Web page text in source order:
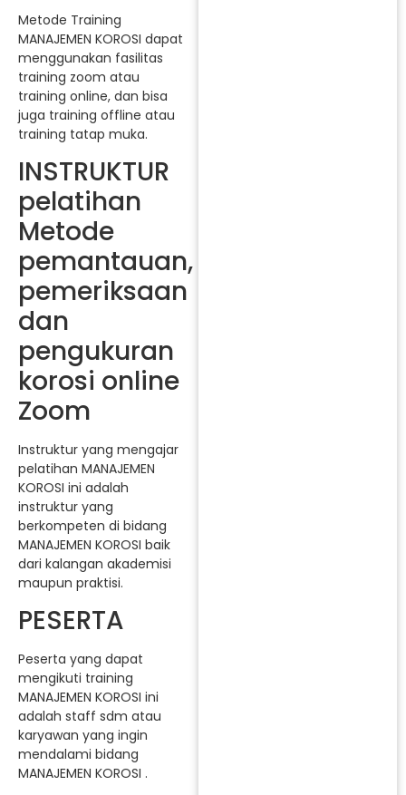
Metode Training
MANAJEMEN KOROSI dapat
menggunakan fasilitas
training zoom atau
training online, dan bisa
juga training offline atau
training tatap muka.
INSTRUKTUR
pelatihan
Metode
pemantauan,
pemeriksaan
dan
pengukuran
korosi online
Zoom
Instruktur yang mengajar
pelatihan MANAJEMEN
KOROSI ini adalah
instruktur yang
berkompeten di bidang
MANAJEMEN KOROSI baik
dari kalangan akademisi
maupun praktisi.
PESERTA
Peserta yang dapat
mengikuti training
MANAJEMEN KOROSI ini
adalah staff sdm atau
karyawan yang ingin
mendalami bidang
MANAJEMEN KOROSI .